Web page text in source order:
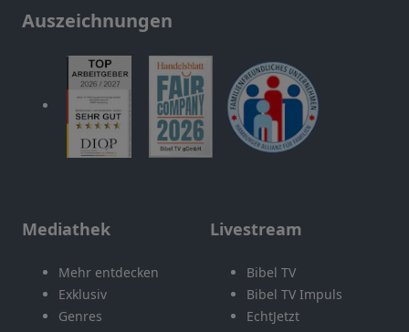
Auszeichnungen
Mediathek
Mehr entdecken
Exklusiv
Genres
Livestream
Bibel TV
Bibel TV Impuls
EchtJetzt